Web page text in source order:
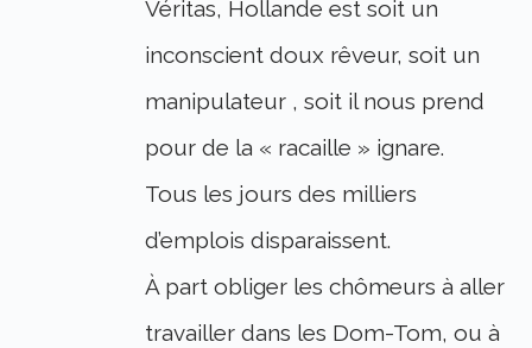
Véritas, Hollande est soit un
inconscient doux rêveur, soit un
manipulateur , soit il nous prend
pour de la « racaille » ignare.
Tous les jours des milliers
d’emplois disparaissent.
À part obliger les chômeurs à aller
travailler dans les Dom-Tom, ou à